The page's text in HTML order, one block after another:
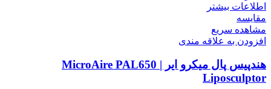
اطلاعات بیشتر
مقایسه
مشاهده سریع
افزودن به علاقه مندی
هندپیس پال میکرو ایر | MicroAire PAL650
Liposculptor